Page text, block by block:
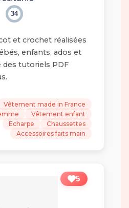
34
et crochet réalisées
enfants, ados et
des tutoriels PDF
Vêtement made in France
Vêtement enfant
Echarpe
Chaussettes
Accessoires faits main
5